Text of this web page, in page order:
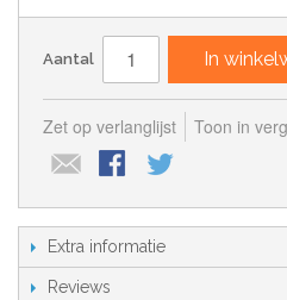
Aantal In
Zet op verlanglijst Toon in
Extra informatie
Reviews